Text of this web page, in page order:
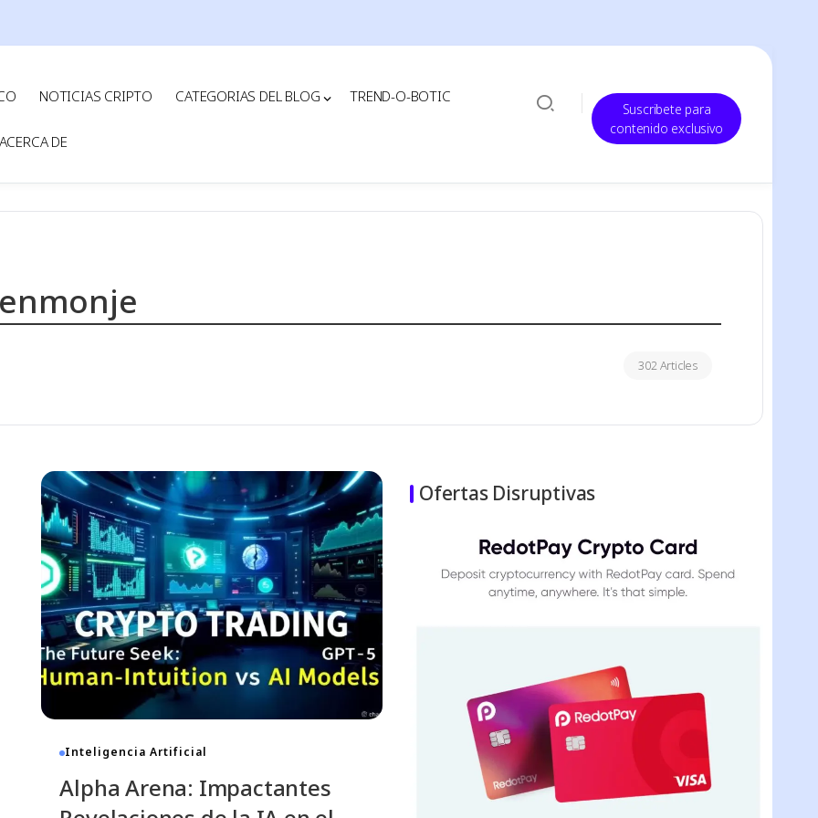
Impacto Sorprendente: ¿Cómo
Transformó Ethereum el Mercado de
GPUs?
7 De Noviembre De 2025- 08:55 12 Min Read
NOTICIAS CRIPTO CATEGORIAS DEL BLOG TREND-O-BOTIC
ACERCA DE
Suscribete para
contenido exclusivo
302 Articles
Inteligencia Artificial
Alpha Arena: Impactantes
Ofertas Disruptivas